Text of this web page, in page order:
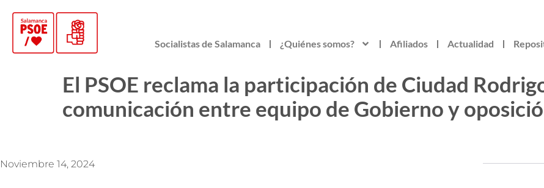
Socialistas de Salamanca ¿Quiénes somos? Afiliados Actualidad
El PSOE reclama la participación de Ciudad
comunicación entre equipo de Gobierno y
Noviembre 14, 2024